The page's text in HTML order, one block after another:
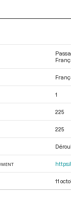
1
225
225
11